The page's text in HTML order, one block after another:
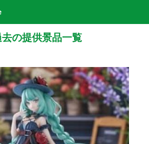
の提供景品一覧